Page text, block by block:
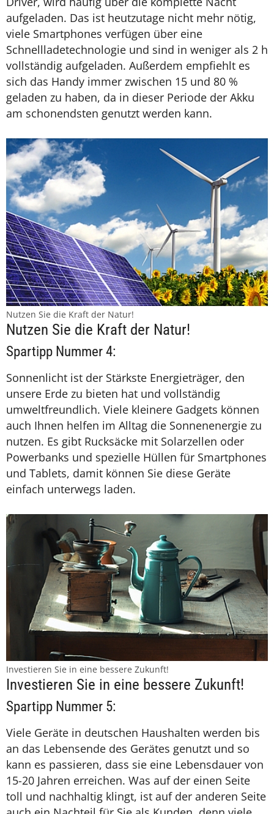
aufgeladen. Das ist heutzutage nicht mehr nötig,
viele Smartphones verfügen über eine
Schnellladetechnologie und sind in weniger als 2 h
vollständig aufgeladen. Außerdem empfiehlt es
sich das Handy immer zwischen 15 und 80 %
geladen zu haben, da in dieser Periode der Akku
am schonendsten genutzt werden kann.
Nutzen Sie die Kraft der Natur!
Nutzen Sie die Kraft der Natur!
Spartipp Nummer 4:
Sonnenlicht ist der Stärkste Energieträger, den
unsere Erde zu bieten hat und vollständig
umweltfreundlich. Viele kleinere Gadgets können
auch Ihnen helfen im Alltag die Sonnenenergie zu
nutzen. Es gibt Rucksäcke mit Solarzellen oder
Powerbanks und spezielle Hüllen für Smartphones
und Tablets, damit können Sie diese Geräte
einfach unterwegs laden.
Investieren Sie in eine bessere Zukunft!
Investieren Sie in eine bessere Zukunft!
Spartipp Nummer 5:
Viele Geräte in deutschen Haushalten werden bis
an das Lebensende des Gerätes genutzt und so
kann es passieren, dass sie eine Lebensdauer von
15-20 Jahren erreichen. Was auf der einen Seite
toll und nachhaltig klingt, ist auf der anderen Seite